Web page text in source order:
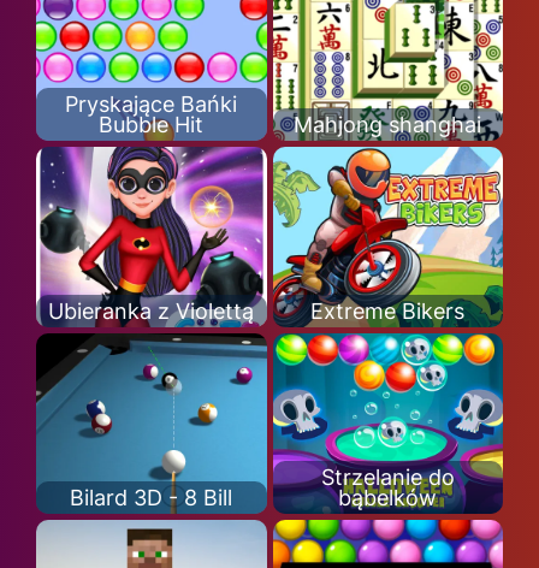
Pryskające Bańki
Bubble Hit
Mahjong shanghai
Ubieranka z Violettą Extreme Bikers
Bilard 3D - 8 Bill
Strzelanie do
bąbelków